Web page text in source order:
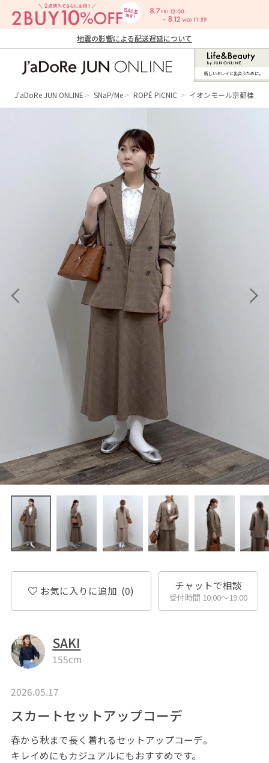
地震の影響による配送遅延について
ン オンライン）
新しいキレイと出合うために。
J'aDoRe JUN ONLINE SNaP/Me ROPÉ PICNIC イオンモール京都桂川
お気に入りに追加 (0) チャットで相談
受付時間 10:00〜19:00
SAKI
155cm
2026.05.17
スカートセットアップコーデ
春から秋まで長く着れるセットアップコーデ。
キレイめにもカジュアルにもおすすめです。